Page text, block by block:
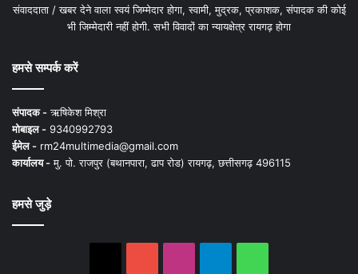
संवाददाता / खबर देने वाला स्वयं जिम्मेदार होगा, स्वामी, मुद्रक, प्रकाशक, संपादक की कोई
भी जिम्मेदारी नहीं होगी. सभी विवादों का न्यायक्षेत्र रायगढ़ होगा
हमसे सम्पर्क करें
संपादक -ऋषिकेश मिश्रा
मोबाइल - 9340992793
ईमेल - rm24multimedia@gmail.com
कार्यालय -मु. पो. राजपुर (बथानपारा, ढाप रोड) रायगढ़, छत्तीसगढ़ 496115
हमसे जुड़े